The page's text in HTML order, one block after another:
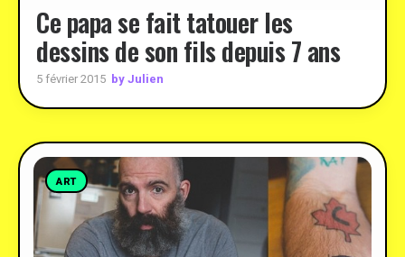
Ce papa se fait tatouer les
dessins de son fils depuis 7 ans
5 février 2015 by Julien
ART